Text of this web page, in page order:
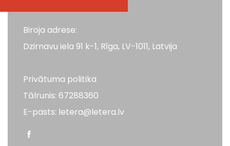
Biroja adrese:
Dzirnavu iela 91 k-1, Rīga, LV-1011, Latvija
Privātuma politika
Tālrunis: 67288360
E-pasts: letera@letera.lv